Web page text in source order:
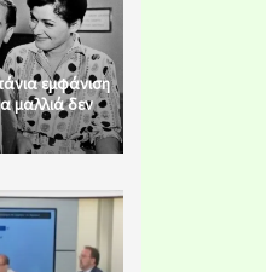
εμφάνιση
μαλλιά δεν